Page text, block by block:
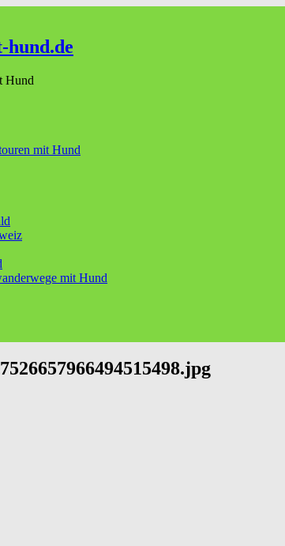
hund.de
Hund
mit Hund
mit Hund